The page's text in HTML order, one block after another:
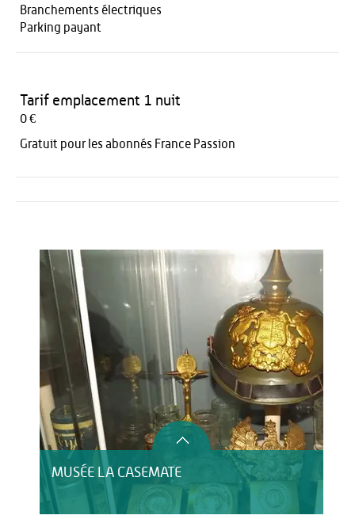
Branchements électriques
Parking payant
Tarif emplacement 1 nuit
0 €
Gratuit pour les abonnés France Passion
MUSÉE LA CASEMATE